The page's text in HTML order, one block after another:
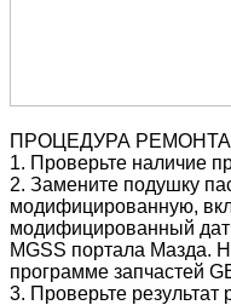
ПРОЦЕДУРА
1. Проверьте наличие
2. Замените подушку
модифицированную,
модифицированный
MGSS портала Мазда.
программе запчастей
3. Проверьте результат